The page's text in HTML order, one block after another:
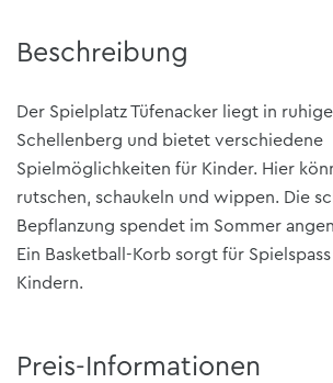
Beschreibung
Der Spielplatz Tüfenacker liegt in
Schellenberg und bietet verschiedene
Spielmöglichkeiten für Kinder. Hier
rutschen, schaukeln und wippen. Die
Bepflanzung spendet im Sommer
Ein Basketball-Korb sorgt für
Kindern.
Preis-Informationen